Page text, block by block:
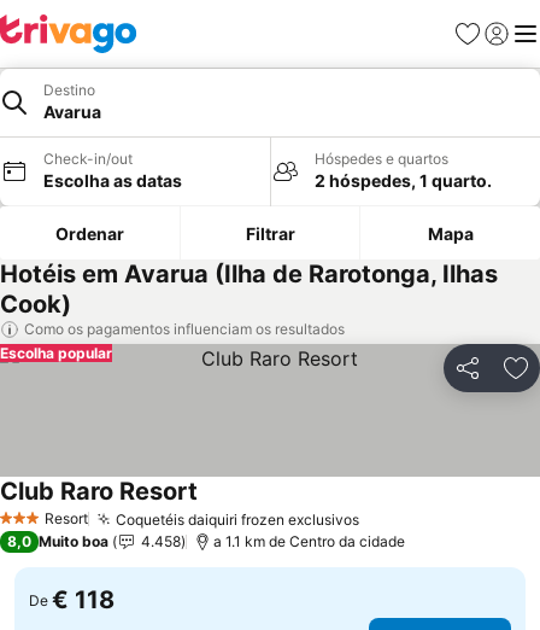
Favoritos
Iniciar
Destino
Avarua
Check-in/out
Escolha as datas
Hóspedes e quartos
2 hóspedes, 1 quarto.
Ordenar Filtrar Mapa
Hotéis em Avarua (Ilha de Rarotonga, Ilhas
Cook)
Como os pagamentos influenciam os resultados
Partilhar
Escolha popular
3 EstrelasResort Coquetéis daiquiri frozen exclusivos
Club Raro Resort
8,0 Muito boa 4.458 a 1.1 km de Centro da cidade
De € 118